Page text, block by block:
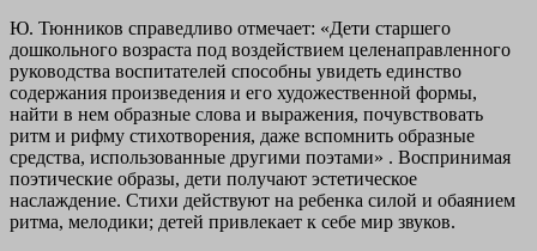
Ю. Тюнников справедливо отмечает: «Дети старшего
дошкольного возраста под воздействием целенаправленного
руководства воспитателей способны увидеть единство
содержания произведения и его художественной формы,
найти в нем образные слова и выражения, почувствовать
ритм и рифму стихотворения, даже вспомнить образные
средства, использованные другими поэтами» . Воспринимая
поэтические образы, дети получают эстетическое
наслаждение. Стихи действуют на ребенка силой и обаянием
ритма, мелодики; детей привлекает к себе мир звуков.